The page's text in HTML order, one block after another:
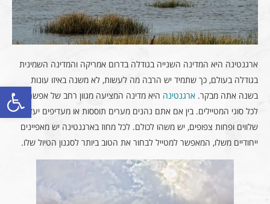
פתח
ארגנטינה היא המדינה השנייה בגודלה בדרום אמריקה והמדינה השמינית
בגודלה בעולם, כך שתמיד יש הרבה מה לעשות, לא משנה באיזו עונות
בשנה אתה מבקר. ארגנטינה היא מדינה המציעה מגוון רחב של אפשרויות
לכל סוגי המטיילים. בין אם אתם נהנים מערים תוססות או מעדיפים יעדים
שלווים ופחות צפופים, יש משהו לכולם. לכל מחוז בארגנטינה יש מאפיינים
ייחודיים משלו, המאפשר למטייל לבחור את הטוב ביותר לסגנון הטיול שלו.